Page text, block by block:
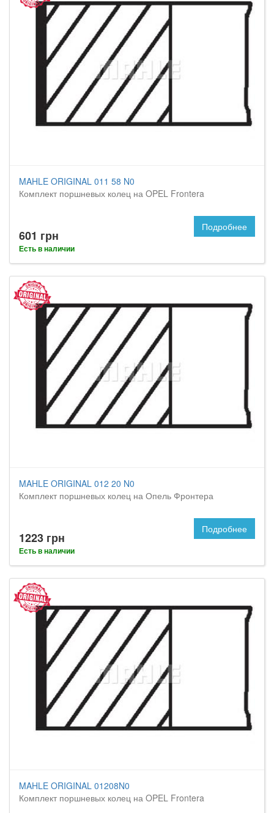
MAHLE ORIGINAL 011 58 N0
Комплект поршневых колец на OPEL Frontera
601 грн
Есть в наличии
Подробнее
MAHLE ORIGINAL 012 20 N0
Комплект поршневых колец на Опель Фронтера
1223 грн
Есть в наличии
Подробнее
MAHLE ORIGINAL 01208N0
Комплект поршневых колец на OPEL Frontera